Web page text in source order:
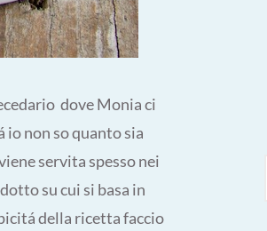
dove Monia ci
io non so quanto sia
servita spesso nei
su cui si basa in
della ricetta faccio